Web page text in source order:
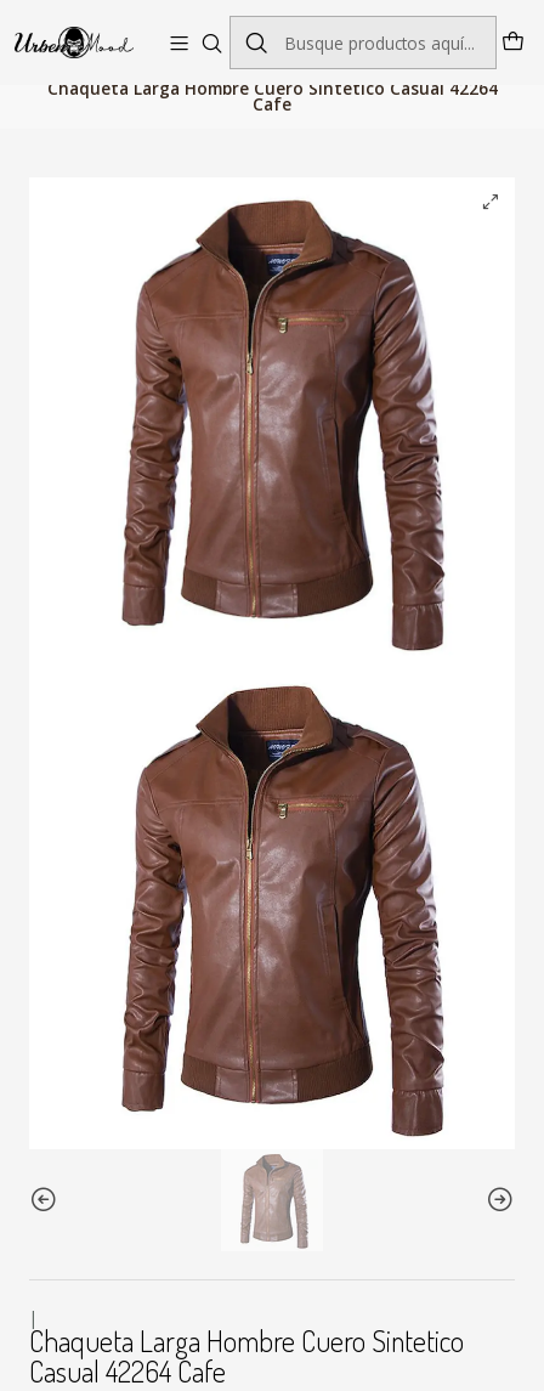
Envío GRATIS desde $60.000 | Entregas rápidas 1–5 días hábiles
Chaquetas y Abrigos Chaquetas
Chaqueta Larga Hombre Cuero Sintetico Casual 42264
Cafe
|
Chaqueta Larga Hombre Cuero Sintetico
Casual 42264 Cafe